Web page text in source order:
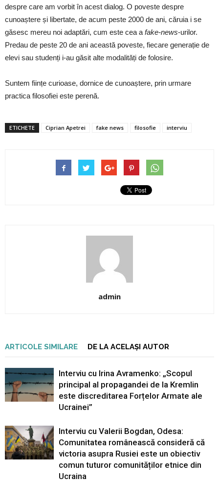
despre care am vorbit în acest dialog. O poveste despre
cunoaștere și libertate, de acum peste 2000 de ani, căruia i se
găsesc mereu noi adaptări, cum este cea a fake-news-urilor.
Predau de peste 20 de ani această poveste, fiecare generație de
elevi sau studenți i-au găsit alte modalități de folosire.
Suntem ființe curioase, dornice de cunoaștere, prin urmare
practica filosofiei este perenă.
ETICHETE Ciprian Apetrei fake news filosofie interviu
admin
ARTICOLE SIMILARE DE LA ACELAȘI AUTOR
Interviu cu Irina Avramenko: „Scopul
principal al propagandei de la Kremlin
este discreditarea Forțelor Armate ale
Ucrainei”
Interviu cu Valerii Bogdan, Odesa:
Comunitatea românească consideră că
victoria asupra Rusiei este un obiectiv
comun tuturor comunităților etnice din
Ucraina